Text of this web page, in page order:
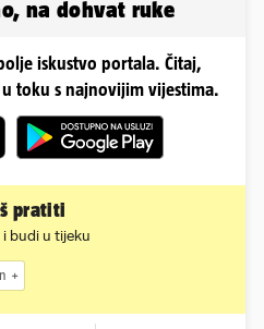
na dohvat ruke
iskustvo portala. Čitaj,
toku s najnovijim vijestima.
pratiti
budi u tijeku